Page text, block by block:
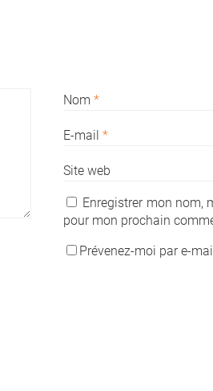
Nom *
E-mail *
Site web
Enregistrer mon nom,
pour mon prochain
Prévenez-moi par e-